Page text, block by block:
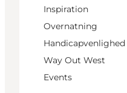
Inspiration
Overnatning
Handicapvenlighed
Way Out West
Events